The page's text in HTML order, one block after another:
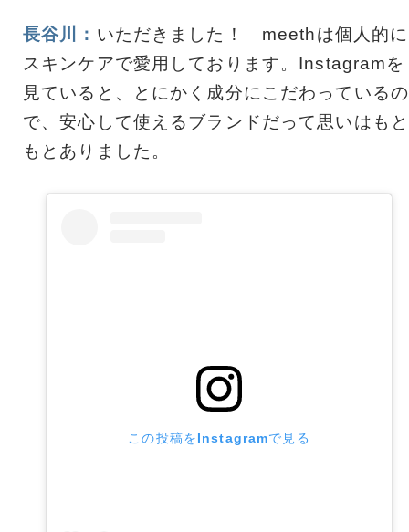
長谷川： いただきました！ meethは個人的に
スキンケアで愛用しております。Instagramを
見ていると、とにかく成分にこだわっているの
で、安心して使えるブランドだって思いはもと
もとありました。
この投稿をInstagramで見る